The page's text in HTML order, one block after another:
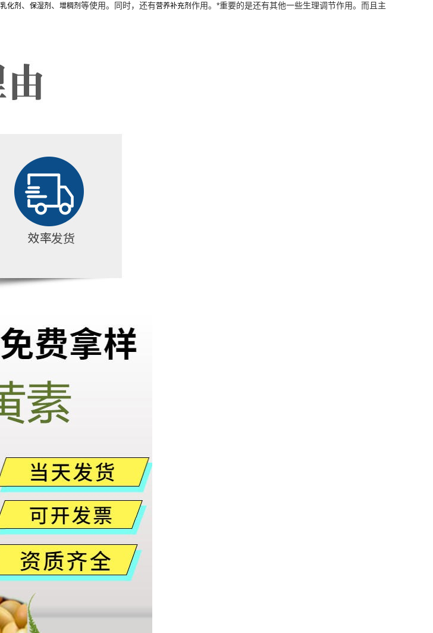
乳化剂 、 保湿剂 、 增稠剂 等使用。同时，还有营养补充剂 作用。*重要的是还有其他一些生理调节作用。而且主